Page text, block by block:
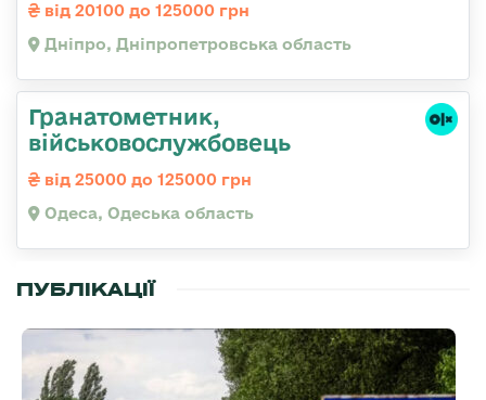
від 20100 до 125000 грн
Дніпро, Дніпропетровська область
Гранатометник,
військовослужбовець
від 25000 до 125000 грн
Одеса, Одеська область
ПУБЛІКАЦІЇ